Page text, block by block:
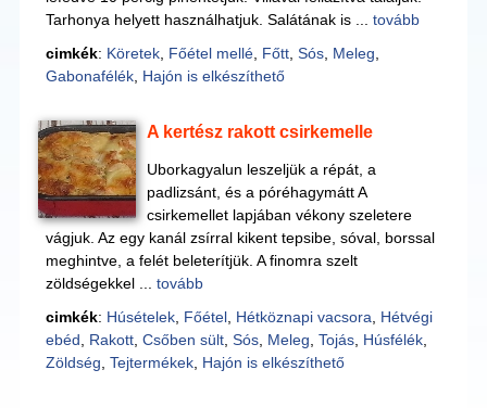
Tarhonya helyett használhatjuk. Salátának is ... tovább
cimkék: Köretek, Főétel mellé, Főtt, Sós, Meleg
Gabonafélék, Hajón is elkészíthető
A kertész rakott csirkemelle
Uborkagyalun leszeljük a répát, a
padlizsánt, és a póréhagymátt A
csirkemellet lapjában vékony szeletere
vágjuk. Az egy kanál zsírral kikent tepsibe, sóval, borssal
meghintve, a felét beleterítjük. A finomra szelt
zöldségekkel ... tovább
cimkék: Húsételek, Főétel, Hétköznapi vacsora
Hétvégi
ebéd
Rakott, Csőben sült, Sós, Meleg Tojás, Húsfélék,
Zöldség Tejtermékek, Hajón is elkészíthető